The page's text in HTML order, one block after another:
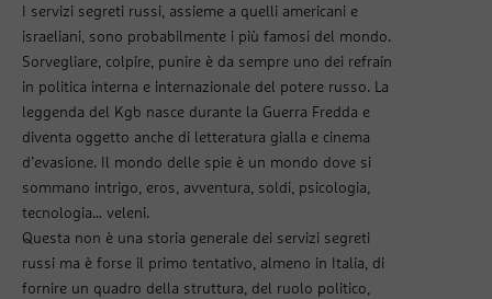
I servizi segreti russi, assieme a quelli americani e
israeliani, sono probabilmente i più famosi del mondo.
Sorvegliare, colpire, punire è da sempre uno dei refrain
in politica interna e internazionale del potere russo. La
leggenda del Kgb nasce durante la Guerra Fredda e
diventa oggetto anche di letteratura gialla e cinema
d’evasione. Il mondo delle spie è un mondo dove si
sommano intrigo, eros, avventura, soldi, psicologia,
tecnologia… veleni.
Questa non è una storia generale dei servizi segreti
russi ma è forse il primo tentativo, almeno in Italia, di
fornire un quadro della struttura, del ruolo politico,